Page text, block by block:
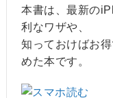
本書は、最新の
利なワザや、
知っておけばお
めた本です。